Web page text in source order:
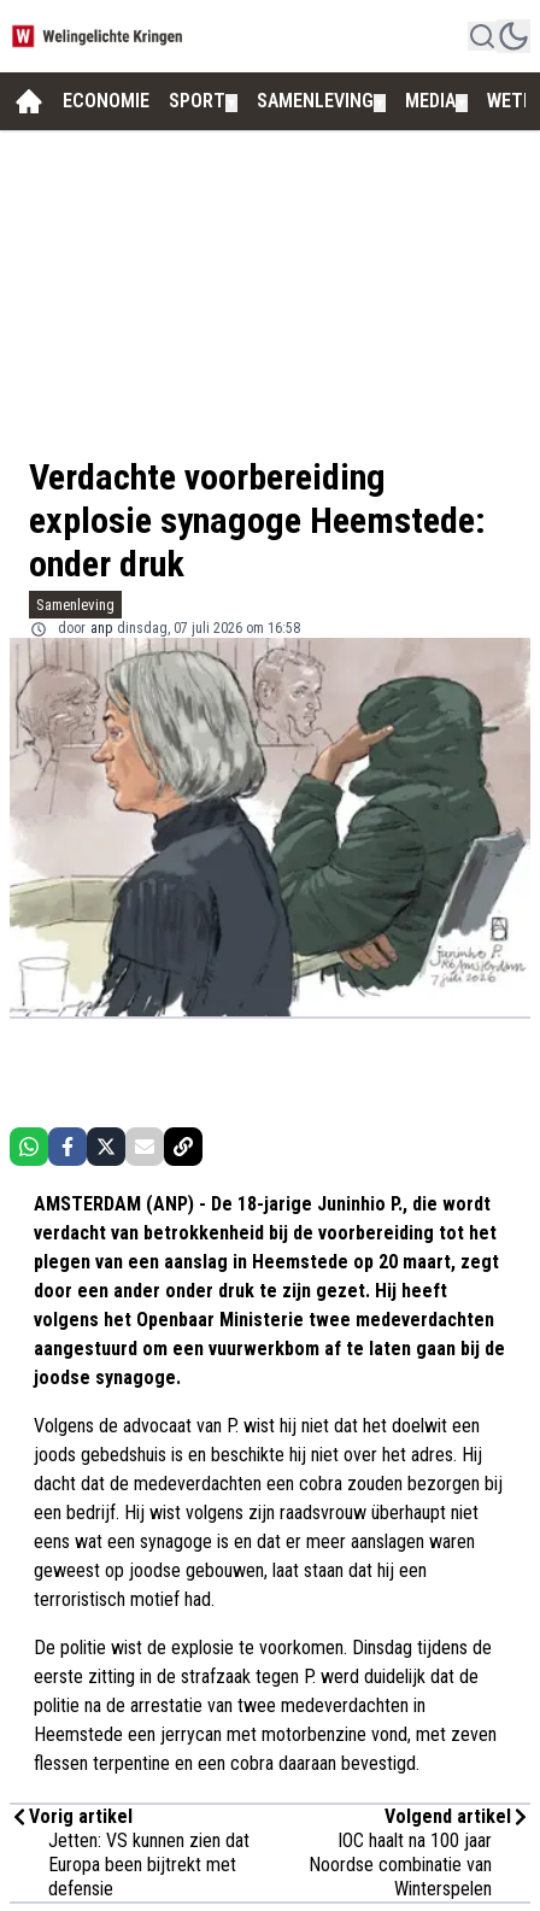
ECONOMIE SPORT SAMENLEVING MEDIA
Verdachte voorbereiding
explosie synagoge Heemstede:
onder druk
Samenleving
door anp dinsdag, 07 juli 2026 om 16:58
AMSTERDAM (ANP) - De 18-jarige Juninhio P., die wordt
verdacht van betrokkenheid bij de voorbereiding tot het
plegen van een aanslag in Heemstede op 20 maart, zegt
door een ander onder druk te zijn gezet. Hij heeft
volgens het Openbaar Ministerie twee medeverdachten
aangestuurd om een vuurwerkbom af te laten gaan bij de
joodse synagoge.
Volgens de advocaat van P. wist hij niet dat het doelwit een
joods gebedshuis is en beschikte hij niet over het adres. Hij
dacht dat de medeverdachten een cobra zouden bezorgen bij
een bedrijf. Hij wist volgens zijn raadsvrouw überhaupt niet
eens wat een synagoge is en dat er meer aanslagen waren
geweest op joodse gebouwen, laat staan dat hij een
terroristisch motief had.
De politie wist de explosie te voorkomen. Dinsdag tijdens de
eerste zitting in de strafzaak tegen P. werd duidelijk dat de
politie na de arrestatie van twee medeverdachten in
Heemstede een jerrycan met motorbenzine vond, met zeven
flessen terpentine en een cobra daaraan bevestigd.
Vorig artikel
Jetten: VS kunnen zien dat
Europa been bijtrekt met
defensie
Volgend artikel
IOC haalt na 100 jaar
Noordse combinatie van
Winterspelen